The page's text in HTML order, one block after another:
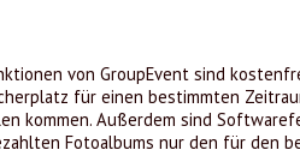
von GroupEvent sind
für einen bestimmten
kommen. Außerdem sind
Fotoalbums nur den für den